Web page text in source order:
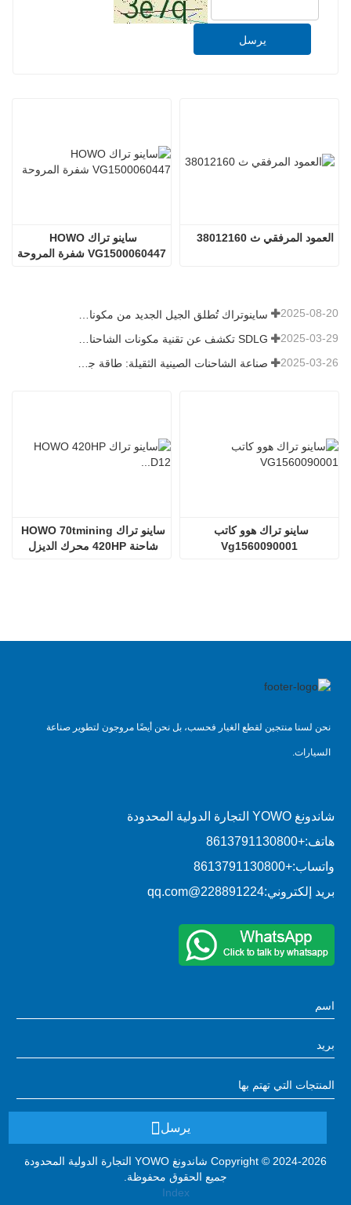
يرسل
VG1500060447 شفرة المروحة
العمود المرفقي ث 38012160
2025-08-20
2025-03-29
صناعة الشاحنات الصينية الثقيلة: طاقة جديدة وصادرات كمحركات توأم ، مع قيام الشركات المحلية بتسريع ارتفاعها 2025-03-26
Vg1560090001
نحن لسنا منتجين لقطع الغيار فحسب، بل نحن أيضًا مروجون لتطوير صناعة
السيارات.
شاندونغ YOWO التجارة الدولية المحدودة
هاتف:+8613791130800
واتساب:+8613791130800
بريد إلكتروني:228891224@qq.com
يرسل
Copyright © 2024-2026 شاندونغ YOWO التجارة الدولية المحدودة
جميع الحقوق محفوظة.
Index